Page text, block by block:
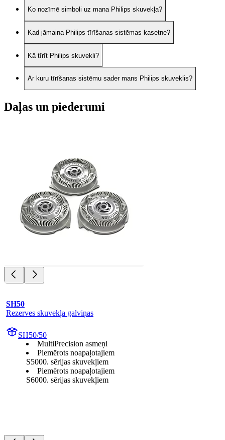
Ko nozīmē simboli uz mana Philips skuvekļa?
Kad jāmaina Philips tīrīšanas sistēmas kasetne?
Kā tīrīt Philips skuvekli?
Ar kuru tīrīšanas sistēmu sader mans Philips skuveklis?
Daļas un piederumi
SH50
Rezerves skuvekļa galviņas
SH50/50
MultiPrecision asmeņi
Piemērots noapaļotajiem
S5000. sērijas skuvekļiem
Piemērots noapaļotajiem
S6000. sērijas skuvekļiem